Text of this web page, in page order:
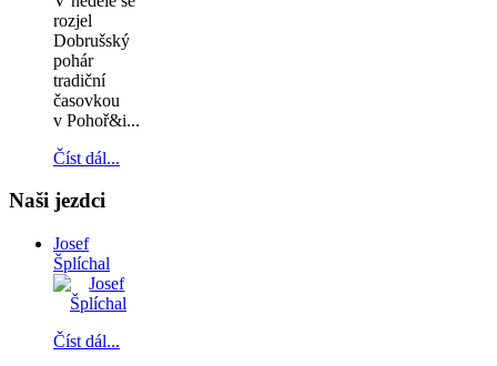
rozjel
Dobrušský
pohár
tradiční
časovkou
v Pohoř&i...
Číst dál...
Naši jezdci
Josef
Šplíchal
Číst dál...